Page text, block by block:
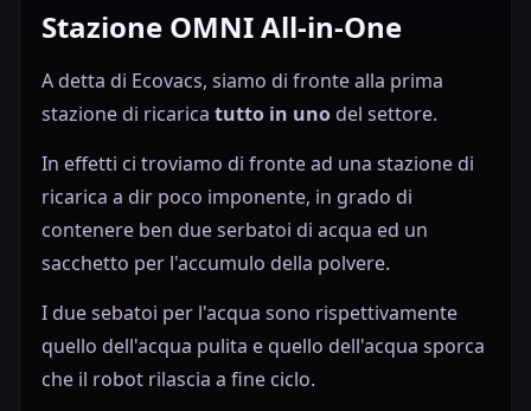
Stazione OMNI All-in-One
A detta di Ecovacs, siamo di fronte alla prima
stazione di ricarica tutto in uno del settore.
In effetti ci troviamo di fronte ad una stazione di
ricarica a dir poco imponente, in grado di
contenere ben due serbatoi di acqua ed un
sacchetto per l'accumulo della polvere.
I due sebatoi per l'acqua sono rispettivamente
quello dell'acqua pulita e quello dell'acqua sporca
che il robot rilascia a fine ciclo.